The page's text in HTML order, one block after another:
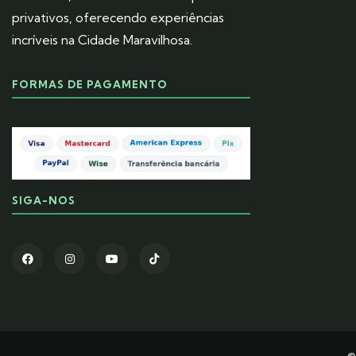
privativos, oferecendo experiências
incríveis na Cidade Maravilhosa.
FORMAS DE PAGAMENTO
SIGA-NOS